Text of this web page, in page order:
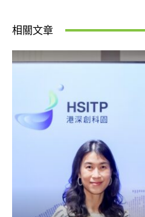
相關文章